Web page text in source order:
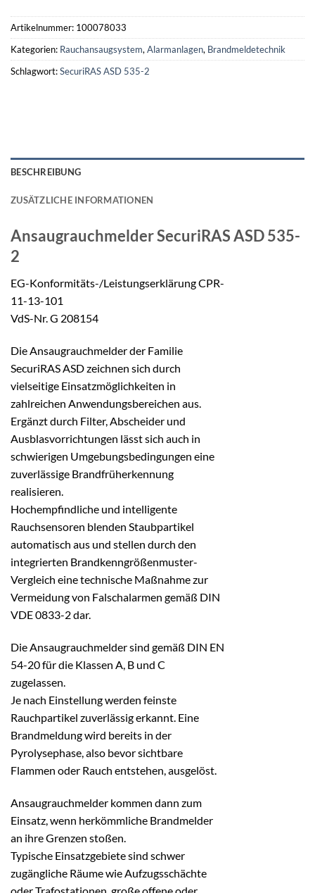
Artikelnummer: 100078033
Kategorien: Rauchansaugsystem, Alarmanlagen, Brandmeldetechnik
Schlagwort:SecuriRAS ASD 535-2
BESCHREIBUNG
ZUSÄTZLICHE INFORMATIONEN
AnsaugrauchmelderSecuriRAS ASD 535-
2
EG-Konformitäts-/Leistungserklärung CPR-
11-13-101
VdS-Nr. G 208154
Die Ansaugrauchmelder der Familie
SecuriRAS ASD zeichnen sich durch
vielseitige Einsatzmöglichkeiten in
zahlreichen Anwendungsbereichen aus.
Ergänzt durch Filter, Abscheider und
Ausblasvorrichtungen lässt sich auch in
schwierigen Umgebungsbedingungen eine
zuverlässige Brandfrüherkennung
realisieren.
Hochempfindliche und intelligente
Rauchsensoren blenden Staubpartikel
automatisch aus und stellen durch den
integrierten Brandkenngrößenmuster-
Vergleich eine technische Maßnahme zur
Vermeidung von Falschalarmen gemäß DIN
VDE 0833-2 dar.
Die Ansaugrauchmelder sind gemäß DIN EN
54-20 für die Klassen A, B und C
zugelassen.
Je nach Einstellung werden feinste
Rauchpartikel zuverlässig erkannt. Eine
Brandmeldung wird bereits in der
Pyrolysephase, also bevor sichtbare
Flammen oder Rauch entstehen, ausgelöst.
Ansaugrauchmelder kommen dann zum
Einsatz, wenn herkömmliche Brandmelder
an ihre Grenzen stoßen.
Typische Einsatzgebiete sind schwer
zugängliche Räume wie Aufzugsschächte
oder Trafostationen, große offene oder